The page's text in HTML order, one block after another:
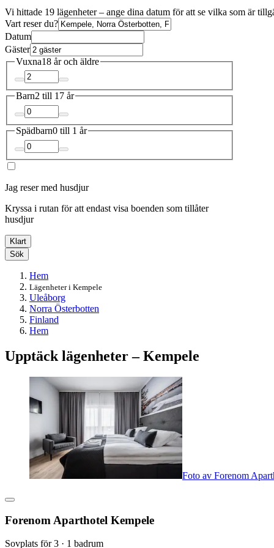
Vi hittade 19 lägenheter – ange dina datum för att se vilka som är
Vart reser du?
Datum
Gäster
Vuxna18 år och äldre
Barn2 till 17 år
Spädbarn0 till 1 år
Jag reser med husdjur
Kryssa i rutan för att endast visa boenden som tillåter
husdjur
Klart
Sök
Hem
Lägenheter i Kempele
Uleåborg
Norra Österbotten
Finland
Hem
Upptäck lägenheter – Kempele
Foto av Forenom
Forenom Aparthotel Kempele
Sovplats för 3 · 1 badrum